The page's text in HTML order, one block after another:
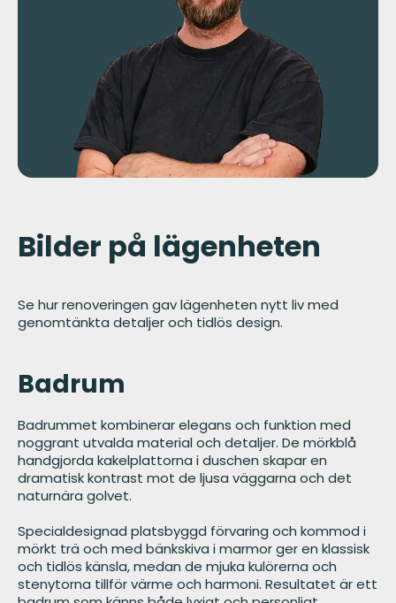
Bilder på lägenheten
Se hur renoveringen gav lägenheten nytt liv med
genomtänkta detaljer och tidlös design.
Badrum
Badrummet kombinerar elegans och funktion med
noggrant utvalda material och detaljer. De mörkblå
handgjorda kakelplattorna i duschen skapar en
dramatisk kontrast mot de ljusa väggarna och det
naturnära golvet.
Specialdesignad platsbyggd förvaring och kommod i
mörkt trä och med bänkskiva i marmor ger en klassisk
och tidlös känsla, medan de mjuka kulörerna och
stenytorna tillför värme och harmoni. Resultatet är ett